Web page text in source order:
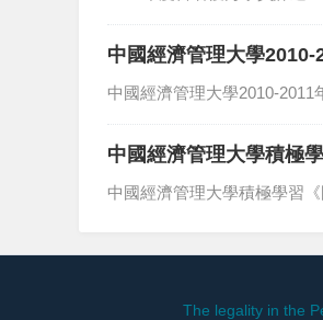
中國經濟管理大學
中國經濟管理大學2010-
中國經濟管理大學積極
中國經濟管理大學積極學習
The legality in the